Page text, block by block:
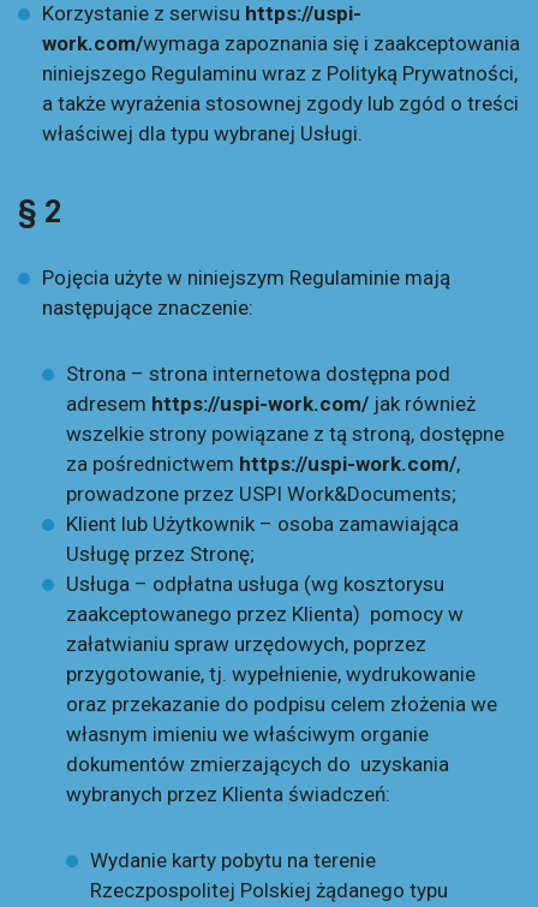
Korzystanie z serwisu https://uspi-
work.com/wymaga zapoznania się i zaakceptowania
niniejszego Regulaminu wraz z Polityką Prywatności,
a także wyrażenia stosownej zgody lub zgód o treści
właściwej dla typu wybranej Usługi.
§ 2
Pojęcia użyte w niniejszym Regulaminie mają
następujące znaczenie:
Strona – strona internetowa dostępna pod
adresem https://uspi-work.com/ jak również
wszelkie strony powiązane z tą stroną, dostępne
za pośrednictwem https://uspi-work.com/,
prowadzone przez USPI Work&Documents;
Klient lub Użytkownik – osoba zamawiająca
Usługę przez Stronę;
Usługa – odpłatna usługa (wg kosztorysu
zaakceptowanego przez Klienta) pomocy w
załatwianiu spraw urzędowych, poprzez
przygotowanie, tj. wypełnienie, wydrukowanie
oraz przekazanie do podpisu celem złożenia we
własnym imieniu we właściwym organie
dokumentów zmierzających do uzyskania
wybranych przez Klienta świadczeń:
Wydanie karty pobytu na terenie
Rzeczpospolitej Polskiej żądanego typu